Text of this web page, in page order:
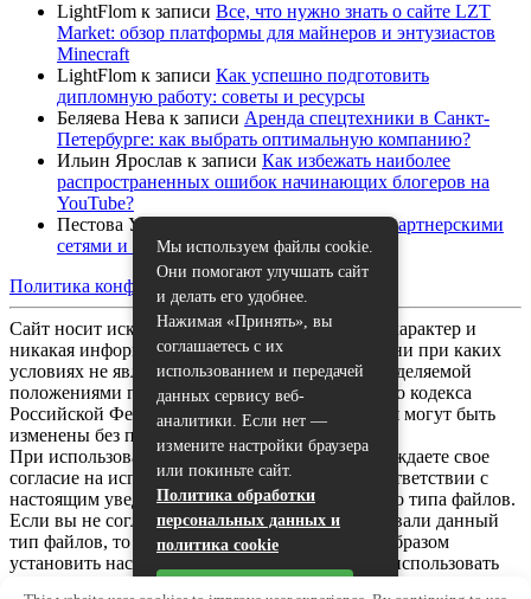
LightFlom к записи Все, что нужно знать о сайте LZT
Market: обзор платформы для майнеров и энтузиастов
Minecraft
LightFlom к записи Как успешно подготовить
дипломную работу: советы и ресурсы
Беляева Нева к записи Аренда спецтехники в Санкт-
Петербурге: как выбрать оптимальную компанию?
Ильин Ярослав к записи Как избежать наиболее
распространенных ошибок начинающих блогеров на
YouTube?
Пестова Устина
Как работать с партнерскими
сетями и спонсорами на YouTube
Политика конфиденциальности|Карта сайта
Сайт носит исключительно информационный характер и
никакая информация, опубликованная на нём, ни при каких
условиях не является публичной офертой, определяемой
положениями пункта 2 статьи 437 Гражданского кодекса
Российской Федерации. Все указанные условия могут быть
изменены без предварительного уведомления.
При использовании данного сайта, вы подтверждаете свое
согласие на использование файлов cookie в соответствии с
настоящим уведомлением в отношении данного типа файлов.
Если вы не согласны с тем, чтобы мы использовали данный
тип файлов, то вы должны соответствующим образом
установить настройки вашего браузера или не использовать
Мы используем файлы cookie.
Они помогают улучшать сайт
и делать его удобнее.
Нажимая «Принять», вы
соглашаетесь с их
использованием и передачей
данных сервису веб-
аналитики. Если нет —
измените настройки браузера
или покиньте сайт.
Политика обработки
персональных данных и
политика cookie